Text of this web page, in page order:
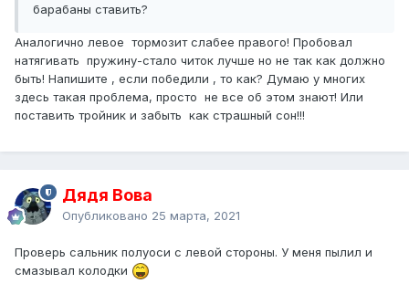
барабаны ставить?
Аналогично левое тормозит слабее правого! Пробовал
натягивать пружину-стало читок лучше но не так как должно
быть! Напишите , если победили , то как? Думаю у многих
здесь такая проблема, просто не все об этом знают! Или
поставить тройник и забыть как страшный сон!!!
Дядя Вова
Опубликовано 25 марта, 2021
Проверь сальник полуоси с левой стороны. У меня пылил и
смазывал колодки